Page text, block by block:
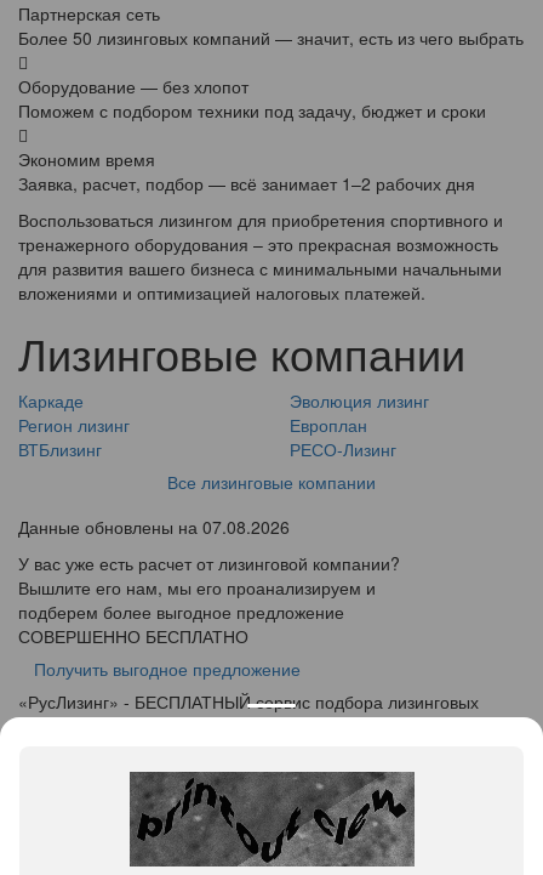
Партнерская сеть
Более 50 лизинговых компаний — значит, есть из чего выбрать
Оборудование — без хлопот
Поможем с подбором техники под задачу, бюджет и сроки
Экономим время
Заявка, расчет, подбор — всё занимает 1–2 рабочих дня
Воспользоваться лизингом для приобретения спортивного и
тренажерного оборудования – это прекрасная возможность
для развития вашего бизнеса с минимальными начальными
вложениями и оптимизацией налоговых платежей.
Лизинговые компании
Каркаде
Эволюция лизинг
Регион лизинг
Европлан
ВТБлизинг
РЕСО-Лизинг
Все лизинговые компании
Данные обновлены на 07.08.2026
У вас уже есть расчет от лизинговой компании?
Вышлите его нам, мы его проанализируем и
подберем более выгодное предложение
СОВЕРШЕННО БЕСПЛАТНО
Получить выгодное предложение
«РусЛизинг» - БЕСПЛАТНЫЙ сервис подбора лизинговых
+7 (495) 103-49-76
424000, Республика Марий Эл, г. Йошкар-Ола, ул.
Советская дом 140